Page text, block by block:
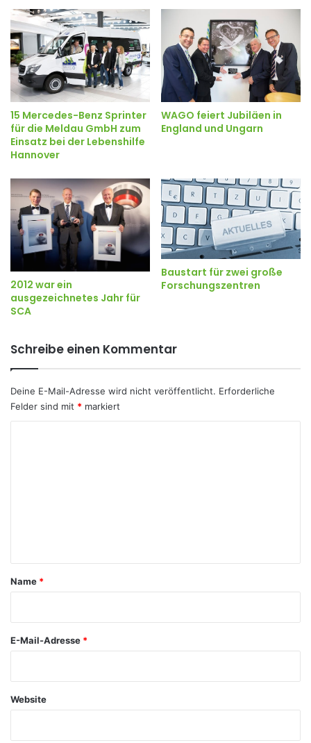
15 Mercedes-Benz Sprinter
für die Meldau GmbH zum
Einsatz bei der Lebenshilfe
Hannover
WAGO feiert Jubiläen in
England und Ungarn
2012 war ein
ausgezeichnetes Jahr für
SCA
Baustart für zwei große
Forschungszentren
Schreibe einen Kommentar
Deine E-Mail-Adresse wird nicht veröffentlicht. Erforderliche
Felder sind mit * markiert
a
Name *
E-Mail-Adresse *
Website